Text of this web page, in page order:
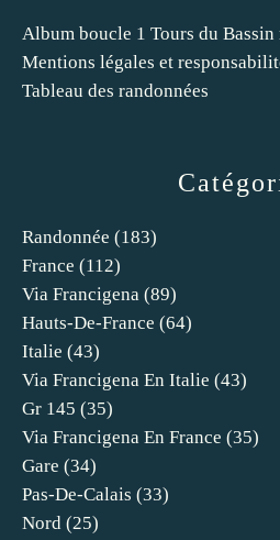
Randonnée (183)
France (112)
Via Francigena (89)
Hauts-De-France (64)
Italie (43)
Via Francigena En Italie (43)
Gr 145 (35)
Via Francigena En France (35)
Gare (34)
Pas-De-Calais (33)
Nord (25)
Album boucle 1 Tours du
Mentions légales et
Tableau des randonnées